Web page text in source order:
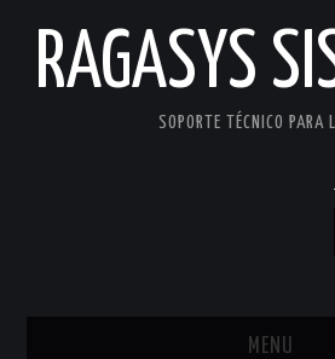
RAGASYS
SOPORTE TÉCNICO PARA
MENU